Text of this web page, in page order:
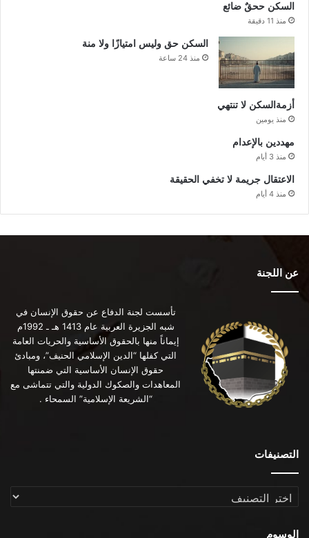
السكن ححقٌ ضائع
منذ 11 دقيقة
السكن حق وليس امتيازًا ولا منة
منذ 24 ساعة
أزمةالسكن لا تنتهي
منذ يومين
مهددين بالإعدام
منذ 3 أيام
الاعتقال جريمة لا تخفي الحقيقة
منذ 4 أيام
عن اللجنة
تأسست لجنة الدفاع عن حقوق الإنسان في
شبه الجزيرة العربية عام 1413 هـ ـ 1992م
إيماناً منها بالحقوق الأساسية والحريات العامة
التي كفلها “الدين الإسلامي الحنيف”، ومبادئ
حقوق الإنسان الأساسية التي ضمنتها
المعاهدات والصكوك الدولية والتي تتماشى مع
“الشريعة الإسلامية” السمحاء .
التصنيفات
التصنيفات
الوسوم